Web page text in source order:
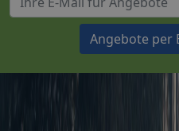
Angebote per